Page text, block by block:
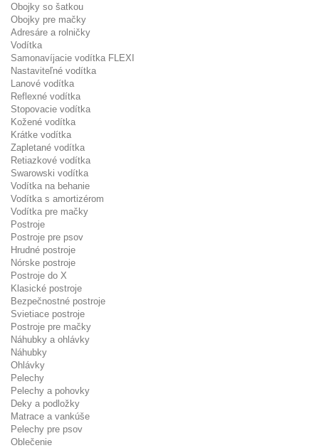
Obojky so šatkou
Obojky pre mačky
Adresáre a rolničky
Vodítka
Samonavíjacie vodítka FLEXI
Nastaviteľné vodítka
Lanové vodítka
Reflexné vodítka
Stopovacie vodítka
Kožené vodítka
Krátke vodítka
Zapletané vodítka
Retiazkové vodítka
Swarowski vodítka
Vodítka na behanie
Vodítka s amortizérom
Vodítka pre mačky
Postroje
Postroje pre psov
Hrudné postroje
Nórske postroje
Postroje do X
Klasické postroje
Bezpečnostné postroje
Svietiace postroje
Postroje pre mačky
Náhubky a ohlávky
Náhubky
Ohlávky
Pelechy
Pelechy a pohovky
Deky a podložky
Matrace a vankúše
Pelechy pre psov
Oblečenie